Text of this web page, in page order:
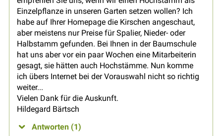
Einzelpflanze in unseren Garten setzen wollen? Ich
habe auf Ihrer Homepage die Kirschen angeschaut,
aber meistens nur Preise für Spalier, Nieder- oder
Halbstamm gefunden. Bei Ihnen in der Baumschule
hat uns aber vor ein paar Wochen eine Mitarbeiterin
gesagt, sie hätten auch Hochstämme. Nun komme
ich übers Internet bei der Vorauswahl nicht so richtig
weiter...
Vielen Dank für die Auskunft.
Hildegard Bärtsch
Antworten (1)